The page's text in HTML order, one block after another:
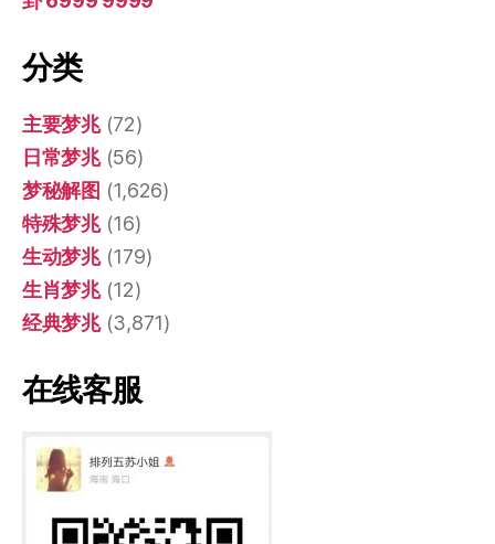
分类
主要梦兆(72)
日常梦兆(56)
梦秘解图 (1,626)
特殊梦兆(16)
生动梦兆(179)
生肖梦兆(12)
经典梦兆(3,871)
在线客服